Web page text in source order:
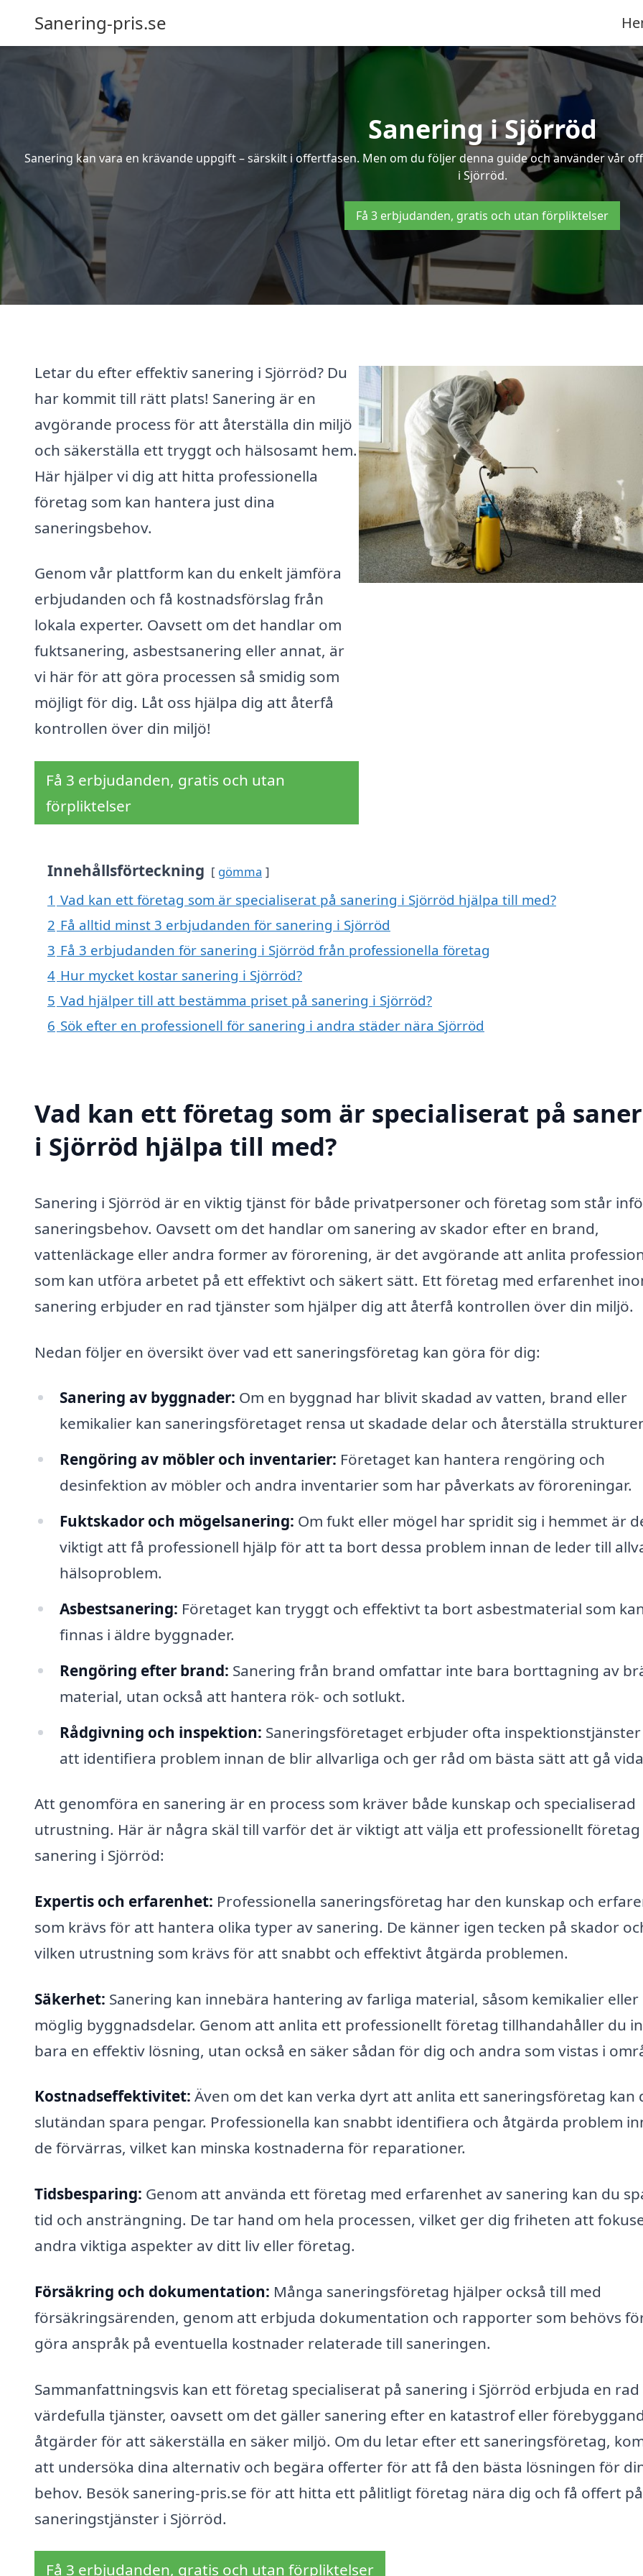
Sanering-pris.se
Sanering i Sjörröd
Sanering kan vara en krävande uppgift – särskilt i offertfasen. Men om du följer denna guide och använder vår
i Sjörröd.
Få 3 erbjudanden, gratis och utan förpliktelser
Letar du efter effektiv sanering i Sjörröd? Du
har kommit till rätt plats! Sanering är en
avgörande process för att återställa din miljö
och säkerställa ett tryggt och hälsosamt hem.
Här hjälper vi dig att hitta professionella
företag som kan hantera just dina
saneringsbehov.
Genom vår plattform kan du enkelt jämföra
erbjudanden och få kostnadsförslag från
lokala experter. Oavsett om det handlar om
fuktsanering, asbestsanering eller annat, är
vi här för att göra processen så smidig som
möjligt för dig. Låt oss hjälpa dig att återfå
kontrollen över din miljö!
Få 3 erbjudanden, gratis och utan
förpliktelser
Innehållsförteckning gömma
1 Vad kan ett företag som är specialiserat på sanering i Sjörröd hjälpa till med?
2 Få alltid minst 3 erbjudanden för sanering i Sjörröd
3 Få 3 erbjudanden för sanering i Sjörröd från professionella företag
4 Hur mycket kostar sanering i Sjörröd?
5 Vad hjälper till att bestämma priset på sanering i Sjörröd?
6 Sök efter en professionell för sanering i andra städer nära Sjörröd
Vad kan ett företag som är specialiserat på
i Sjörröd hjälpa till med?
Sanering i Sjörröd är en viktig tjänst för både privatpersoner och företag som står
saneringsbehov. Oavsett om det handlar om sanering av skador efter en brand,
vattenläckage eller andra former av förorening, är det avgörande att anlita
som kan utföra arbetet på ett effektivt och säkert sätt. Ett företag med erfarenhet
sanering erbjuder en rad tjänster som hjälper dig att återfå kontrollen över din miljö.
Nedan följer en översikt över vad ett saneringsföretag kan göra för dig:
Sanering av byggnader: Om en byggnad har blivit skadad av vatten, brand eller
kemikalier kan saneringsföretaget rensa ut skadade delar och återställa
Rengöring av möbler och inventarier: Företaget kan hantera rengöring och
desinfektion av möbler och andra inventarier som har påverkats av föroreningar.
Fuktskador och mögelsanering: Om fukt eller mögel har spridit sig i hemmet är
viktigt att få professionell hjälp för att ta bort dessa problem innan de leder till
hälsoproblem.
Asbestsanering: Företaget kan tryggt och effektivt ta bort asbestmaterial som
finnas i äldre byggnader.
Rengöring efter brand: Sanering från brand omfattar inte bara borttagning av
material, utan också att hantera rök- och sotlukt.
Rådgivning och inspektion: Saneringsföretaget erbjuder ofta
att identifiera problem innan de blir allvarliga och ger råd om bästa sätt att gå
Att genomföra en sanering är en process som kräver både kunskap och specialiserad
utrustning. Här är några skäl till varför det är viktigt att välja ett professionellt
sanering i Sjörröd:
Expertis och erfarenhet: Professionella saneringsföretag har den kunskap och
som krävs för att hantera olika typer av sanering. De känner igen tecken på skador
vilken utrustning som krävs för att snabbt och effektivt åtgärda problemen.
Säkerhet: Sanering kan innebära hantering av farliga material, såsom kemikalier eller
möglig byggnadsdelar. Genom att anlita ett professionellt företag tillhandahåller du
bara en effektiv lösning, utan också en säker sådan för dig och andra som vistas i
Kostnadseffektivitet: Även om det kan verka dyrt att anlita ett saneringsföretag kan
slutändan spara pengar. Professionella kan snabbt identifiera och åtgärda problem
de förvärras, vilket kan minska kostnaderna för reparationer.
Tidsbesparing: Genom att använda ett företag med erfarenhet av sanering kan du
tid och ansträngning. De tar hand om hela processen, vilket ger dig friheten att
andra viktiga aspekter av ditt liv eller företag.
Försäkring och dokumentation: Många saneringsföretag hjälper också till med
försäkringsärenden, genom att erbjuda dokumentation och rapporter som behövs
göra anspråk på eventuella kostnader relaterade till saneringen.
Sammanfattningsvis kan ett företag specialiserat på sanering i Sjörröd erbjuda en rad
värdefulla tjänster, oavsett om det gäller sanering efter en katastrof eller
åtgärder för att säkerställa en säker miljö. Om du letar efter ett saneringsföretag,
att undersöka dina alternativ och begära offerter för att få den bästa lösningen för
behov. Besök sanering-pris.se för att hitta ett pålitligt företag nära dig och få offert på
saneringstjänster i Sjörröd.
Få 3 erbjudanden, gratis och utan förpliktelser